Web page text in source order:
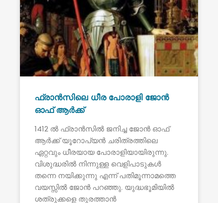
ഫ്രാൻസിലെ ധീര പോരാളി ജോൻ
ഓഫ് ആർക്ക്
1412 ൽ ഫ്രാൻസിൽ ജനിച്ച ജോൻ ഓഫ്
ആർക്ക് യൂറോപ്യൻ ചരിത്രത്തിലെ
ഏറ്റവും ധീരയായ പോരാളിയായിരുന്നു.
വിശുദ്ധരിൽ നിന്നുള്ള വെളിപാടുകൾ
തന്നെ നയിക്കുന്നു എന്ന് പതിമൂന്നാമത്തെ
വയസ്സിൽ ജോൻ പറഞ്ഞു. യുദ്ധഭൂമിയിൽ
ശത്രുക്കളെ തുരത്താൻ